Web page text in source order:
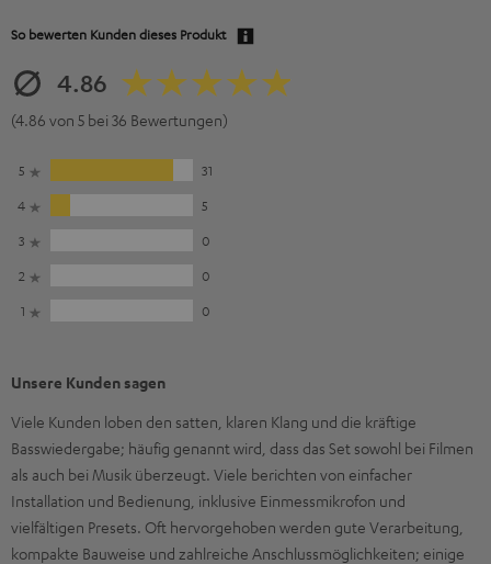
So bewerten Kunden dieses Produkt
4.86
(4.86 von 5 bei 36 Bewertungen)
5
31
4
5
3
0
2
0
1
0
Unsere Kunden sagen
Viele Kunden loben den satten, klaren Klang und die kräftige
Basswiedergabe; häufig genannt wird, dass das Set sowohl bei Filmen
als auch bei Musik überzeugt. Viele berichten von einfacher
Installation und Bedienung, inklusive Einmessmikrofon und
vielfältigen Presets. Oft hervorgehoben werden gute Verarbeitung,
kompakte Bauweise und zahlreiche Anschlussmöglichkeiten; einige